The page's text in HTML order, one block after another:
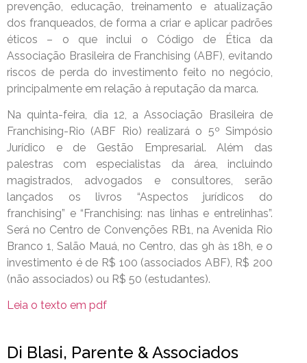
prevenção, educação, treinamento e atualização
dos franqueados, de forma a criar e aplicar padrões
éticos – o que inclui o Código de Ética da
Associação Brasileira de Franchising (ABF), evitando
riscos de perda do investimento feito no negócio,
principalmente em relação à reputação da marca.
Na quinta-feira, dia 12, a Associação Brasileira de
Franchising-Rio (ABF Rio) realizará o 5º Simpósio
Jurídico e de Gestão Empresarial. Além das
palestras com especialistas da área, incluindo
magistrados, advogados e consultores, serão
lançados os livros “Aspectos jurídicos do
franchising” e “Franchising: nas linhas e entrelinhas”.
Será no Centro de Convenções RB1, na Avenida Rio
Branco 1, Salão Mauá, no Centro, das 9h às 18h, e o
investimento é de R$ 100 (associados ABF), R$ 200
(não associados) ou R$ 50 (estudantes).
Leia o texto em pdf
Di Blasi, Parente & Associados